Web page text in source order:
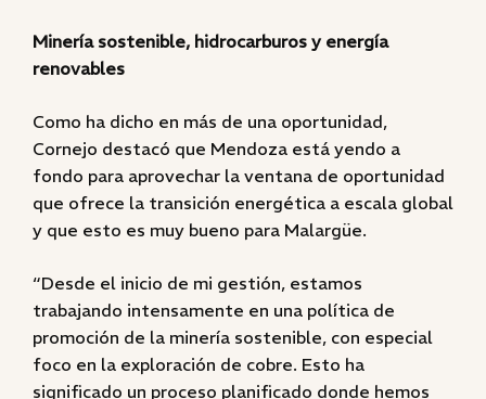
Minería sostenible, hidrocarburos y energía
renovables
Como ha dicho en más de una oportunidad,
Cornejo destacó que Mendoza está yendo a
fondo para aprovechar la ventana de oportunidad
que ofrece la transición energética a escala global
y que esto es muy bueno para Malargüe.
“Desde el inicio de mi gestión, estamos
trabajando intensamente en una política de
promoción de la minería sostenible, con especial
foco en la exploración de cobre. Esto ha
significado un proceso planificado donde hemos